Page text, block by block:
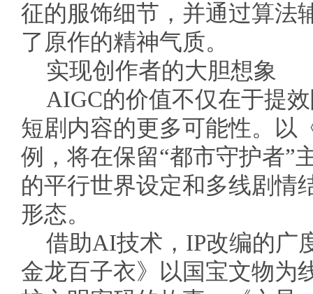
征的服饰细节，并通过算法
了原作的精神气质。
实现创作者的大胆想象
AIGC的价值不仅在于提
短剧内容的更多可能性。以
例，将在保留“都市守护者”
的平行世界设定和多线剧情
形态。
借助AI技术，IP改编的广
金龙百子衣》以国宝文物为